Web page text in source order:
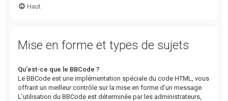
Haut
Mise en forme et types de sujets
Qu’est-ce que le BBCode ?
Le BBCode est une implémentation spéciale du code HTML, vous
offrant un meilleur contrôle sur la mise en forme d’un message.
L’utilisation du BBCode est déterminée par les administrateurs,